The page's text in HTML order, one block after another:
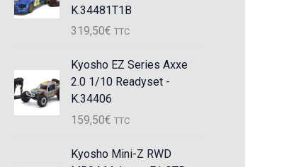
K.34481T1B
319,50€ TTC
Kyosho EZ Series Axxe
2.0 1/10 Readyset -
K.34406
159,50€ TTC
Kyosho Mini-Z RWD